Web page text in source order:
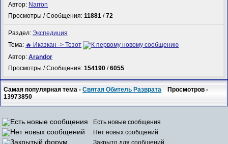
Автор: Narron
Просмотры / Сообщения:11881 /72
Раздел:Экспедиция
Тема: 🔥 Иказкан -> Тезот
Автор:Arandor
Просмотры / Сообщения:154190 /6055
Самая популярная тема -Святая Обитель Разврата Просмотров -
13973850
Есть новые сообщения
Нет новых сообщений
Закрыто для сообщений